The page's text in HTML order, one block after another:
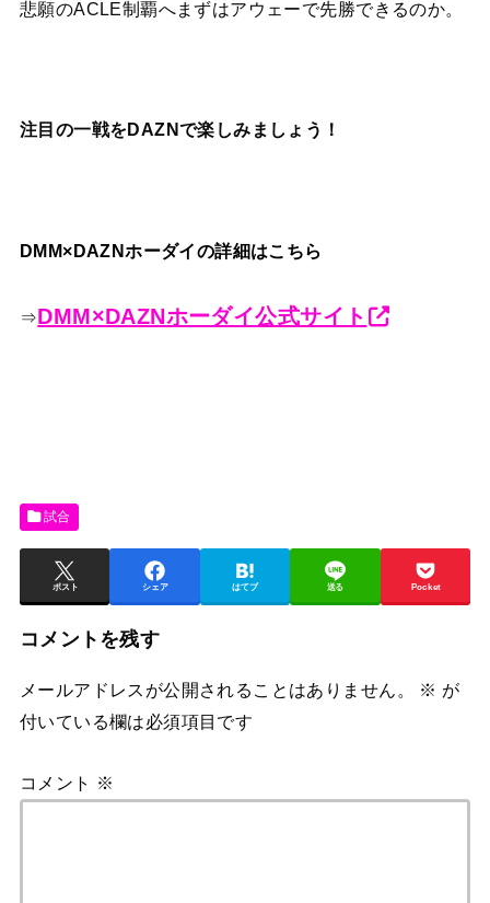
悲願のACLE制覇へまずはアウェーで先勝できるのか。
注目の一戦をDAZNで楽しみましょう！
DMM×DAZNホーダイの詳細はこちら
⇒DMM×DAZNホーダイ公式サイト
試合
ポスト シェア はてブ 送る Pocket
コメントを残す
メールアドレスが公開されることはありません。 ※ が
付いている欄は必須項目です
コメント ※